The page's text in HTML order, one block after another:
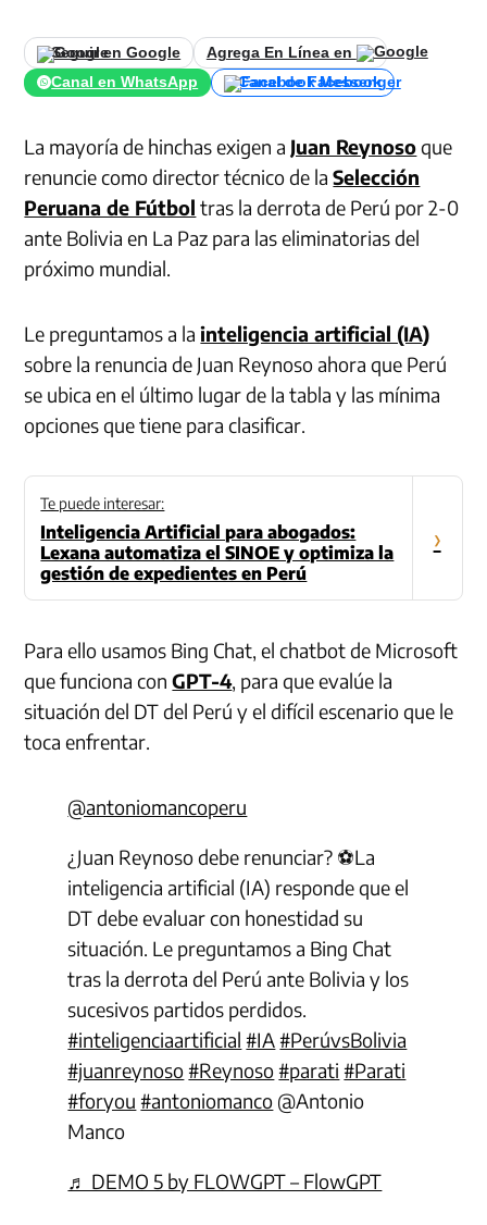
Seguir en Google
Agrega En Línea en
Canal en WhatsApp
Canal de Facebook
La mayoría de hinchas exigen a Juan Reynosoque
renuncie como director técnico de laSelección
Peruana de Fútbol tras la derrota de Perú por 2-0
ante Bolivia en La Paz para las eliminatorias del
próximo mundial.
Le preguntamos a lainteligencia artificial (IA)
sobre la renuncia de Juan Reynoso ahora que Perú
se ubica en el último lugar de la tabla y las mínima
opciones que tiene para clasificar.
Te puede interesar:
Inteligencia Artificial para abogados:
Lexana automatiza el SINOE y optimiza la
gestión de expedientes en Perú
›
Para ello usamos Bing Chat, el chatbot de Microsoft
que funciona conGPT-4, para que evalúe la
situación del DT del Perú y el difícil escenario que le
toca enfrentar.
@antoniomancoperu
¿Juan Reynoso debe renunciar? ⚽️La
inteligencia artificial (IA) responde que el
DT debe evaluar con honestidad su
situación. Le preguntamos a Bing Chat
tras la derrota del Perú ante Bolivia y los
sucesivos partidos perdidos.
#inteligenciaartificial #IA #PerúvsBolivia
#juanreynoso #Reynoso #parati #Parati
#foryou #antoniomanco @Antonio
Manco
♬ DEMO 5 by FLOWGPT – FlowGPT